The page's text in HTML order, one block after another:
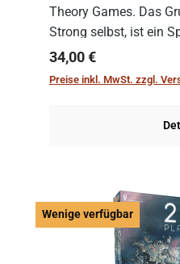
Theory Games. Das
Strong selbst, ist ein
einfachen Regeln. Um
immer mit einem
Regulärer Preis:
34,00 €
Preise inkl. MwSt. zzgl.
Wenige verfügbar